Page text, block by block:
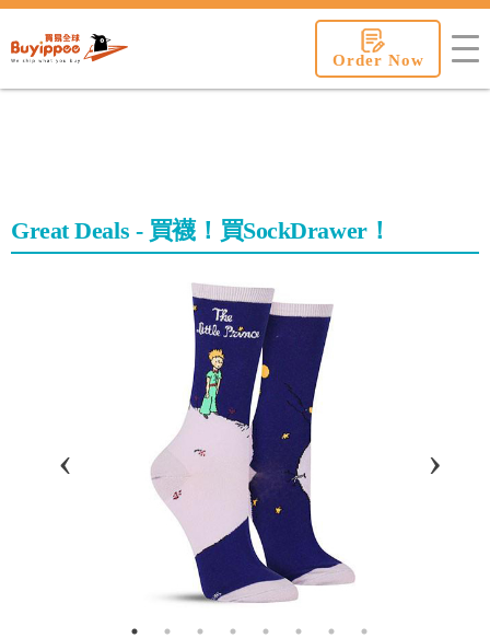
Order Now
Great Deals - 買襪！買SockDrawer！